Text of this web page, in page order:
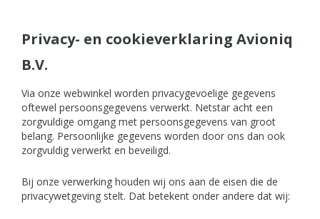
Privacy- en cookieverklaring Avioniq
B.V.
Via onze webwinkel worden privacygevoelige gegevens
oftewel persoonsgegevens verwerkt. Netstar acht een
zorgvuldige omgang met persoonsgegevens van groot
belang. Persoonlijke gegevens worden door ons dan ook
zorgvuldig verwerkt en beveiligd.
Bij onze verwerking houden wij ons aan de eisen die de
privacywetgeving stelt. Dat betekent onder andere dat wij: